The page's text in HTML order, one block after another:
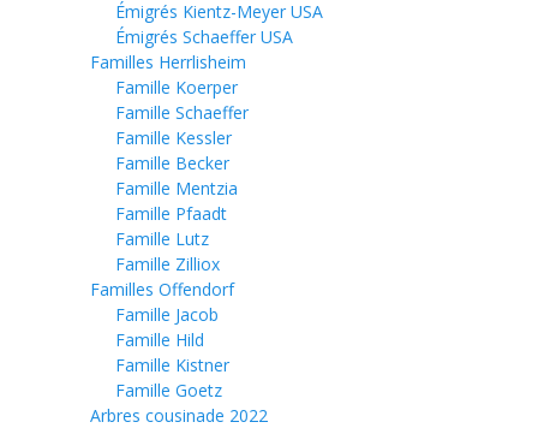
Émigrés Kientz-Meyer USA
Émigrés Schaeffer USA
Familles Herrlisheim
Famille Koerper
Famille Schaeffer
Famille Kessler
Famille Becker
Famille Mentzia
Famille Pfaadt
Famille Lutz
Famille Zilliox
Familles Offendorf
Famille Jacob
Famille Hild
Famille Kistner
Famille Goetz
Arbres cousinade 2022